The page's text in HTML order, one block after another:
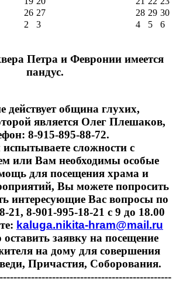
26 27 28 29 30
2 3 4 5 6
Петра и Февронии имеется
пандус.
действует община глухих,
является Олег Плешаков,
8-915-895-88-72.
сложности с
или Вам необходимы особые
для посещения храма и
Вы можете попросить
интересующие Вас вопросы по
21, 8-901-995-18-21 с 9 до 18.00
kaluga.nikita-hram@mail.ru
заявку на посещение
на дому для совершения
Причастия, Соборования.